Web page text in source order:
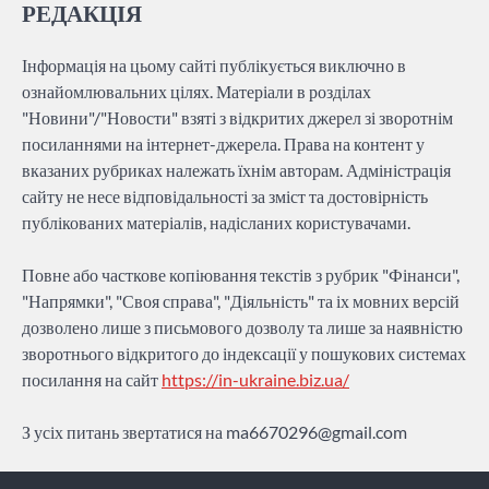
РЕДАКЦІЯ
Інформація на цьому сайті публікується виключно в
ознайомлювальних цілях. Матеріали в розділах
"Новини"/"Новости" взяті з відкритих джерел зі зворотнім
посиланнями на інтернет-джерела. Права на контент у
вказаних рубриках належать їхнім авторам. Адміністрація
сайту не несе відповідальності за зміст та достовірність
публікованих матеріалів, надісланих користувачами.
Повне або часткове копіювання текстів з рубрик "Фінанси",
"Напрямки", "Своя справа", "Діяльність" та іх мовних версій
дозволено лише з письмового дозволу та лише за наявністю
зворотнього відкритого до індексації у пошукових системах
посилання на сайт https://in-ukraine.biz.ua/
З усіх питань звертатися на ma6670296@gmail.com